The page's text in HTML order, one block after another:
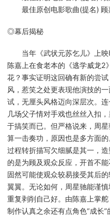
最佳原创电影歌曲(提名) 顾
◎幕后揭秘
当年《武状元苏乞儿》上映
陈嘉上在食老本的《逃学威龙2
花？事实证明这回确有新的尝
风，惹笑之处更表现他演技的
试，无厘头风格迈向深层次。
几场父子情对手戏也丝丝入扣
于搞笑而已。但严格说来，周
算一击奏功，原因也是多方面
过程转折描写欠细腻是其一，
的是为顾及观众反应，开首不
固然可能使观众较易接受其后
翼翼。无论如何，周星驰能谨
重复剥削自己好。由陈嘉上掌
制作认真之余还有点角色“成长”